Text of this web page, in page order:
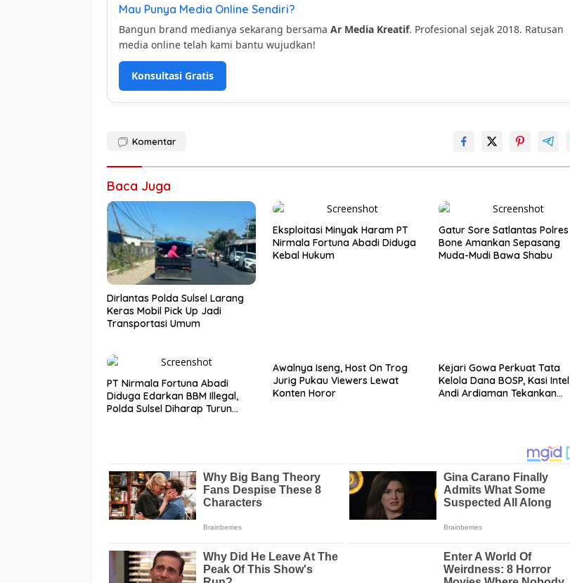
Mau Punya Media Online Sendiri?
Bangun brand medianya sekarang bersama Ar Media Kreatif. Profesional sejak 2018. Ratusan
media online telah kami bantu wujudkan!
Konsultasi Gratis
Komentar
Baca Juga
Dirlantas Polda Sulsel Larang
Keras Mobil Pick Up Jadi
Transportasi Umum
Eksploitasi Minyak Haram PT
Nirmala Fortuna Abadi Diduga
Kebal Hukum
Gatur Sore Satlantas Polres
Bone Amankan Sepasang
Muda-Mudi Bawa Shabu
PT Nirmala Fortuna Abadi
Diduga Edarkan BBM Illegal,
Polda Sulsel Diharap Turun
Awalnya Iseng, Host On Trog
Jurig Pukau Viewers Lewat
Konten Horor
Kejari Gowa Perkuat Tata
Kelola Dana BOSP, Kasi Intel
Andi Ardiaman Tekankan